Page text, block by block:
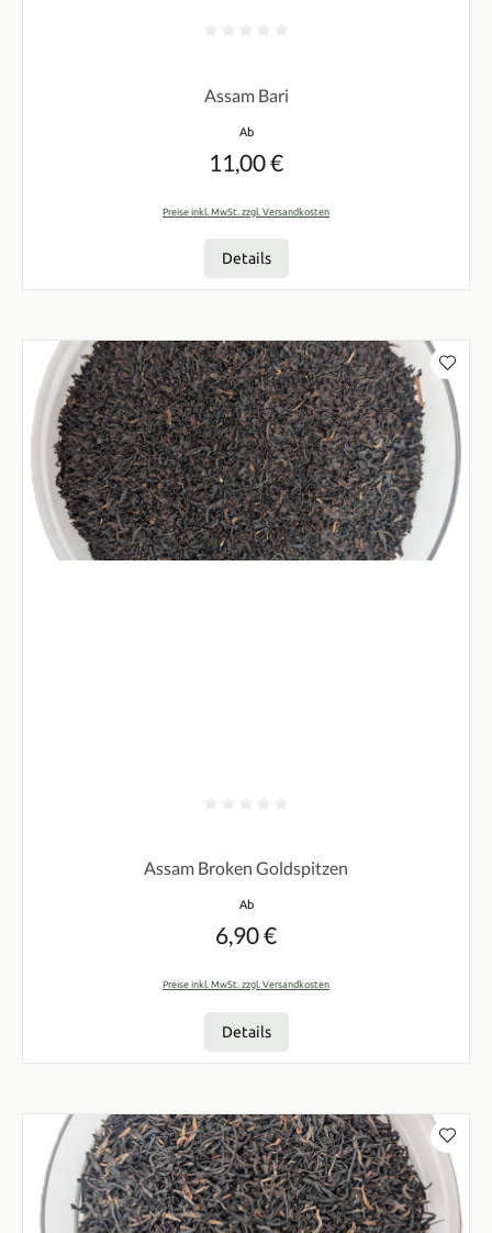
Assam Bari
Regulärer Preis:
Ab
11,00 €
Preise inkl. MwSt. zzgl. Versandkosten
Details
Assam Broken Goldspitzen
Regulärer Preis:
Ab
6,90 €
Preise inkl. MwSt. zzgl. Versandkosten
Details